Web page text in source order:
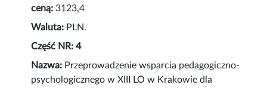
ceną: 3123,4
Waluta: PLN.
Część NR: 4
Nazwa: Przeprowadzenie wsparcia pedagogiczno-
psychologicznego w XIII LO w Krakowie dla